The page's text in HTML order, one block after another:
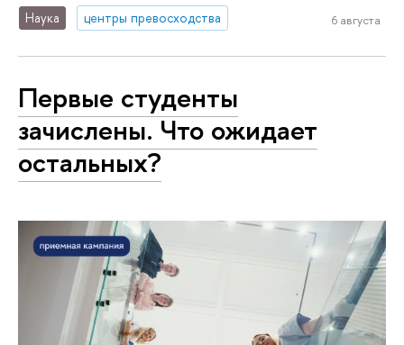
Наука центры превосходства 6 августа
Первые студенты
зачислены. Что ожидает
остальных?